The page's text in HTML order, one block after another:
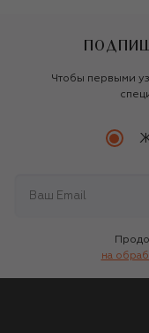
Чтобы первыми
на